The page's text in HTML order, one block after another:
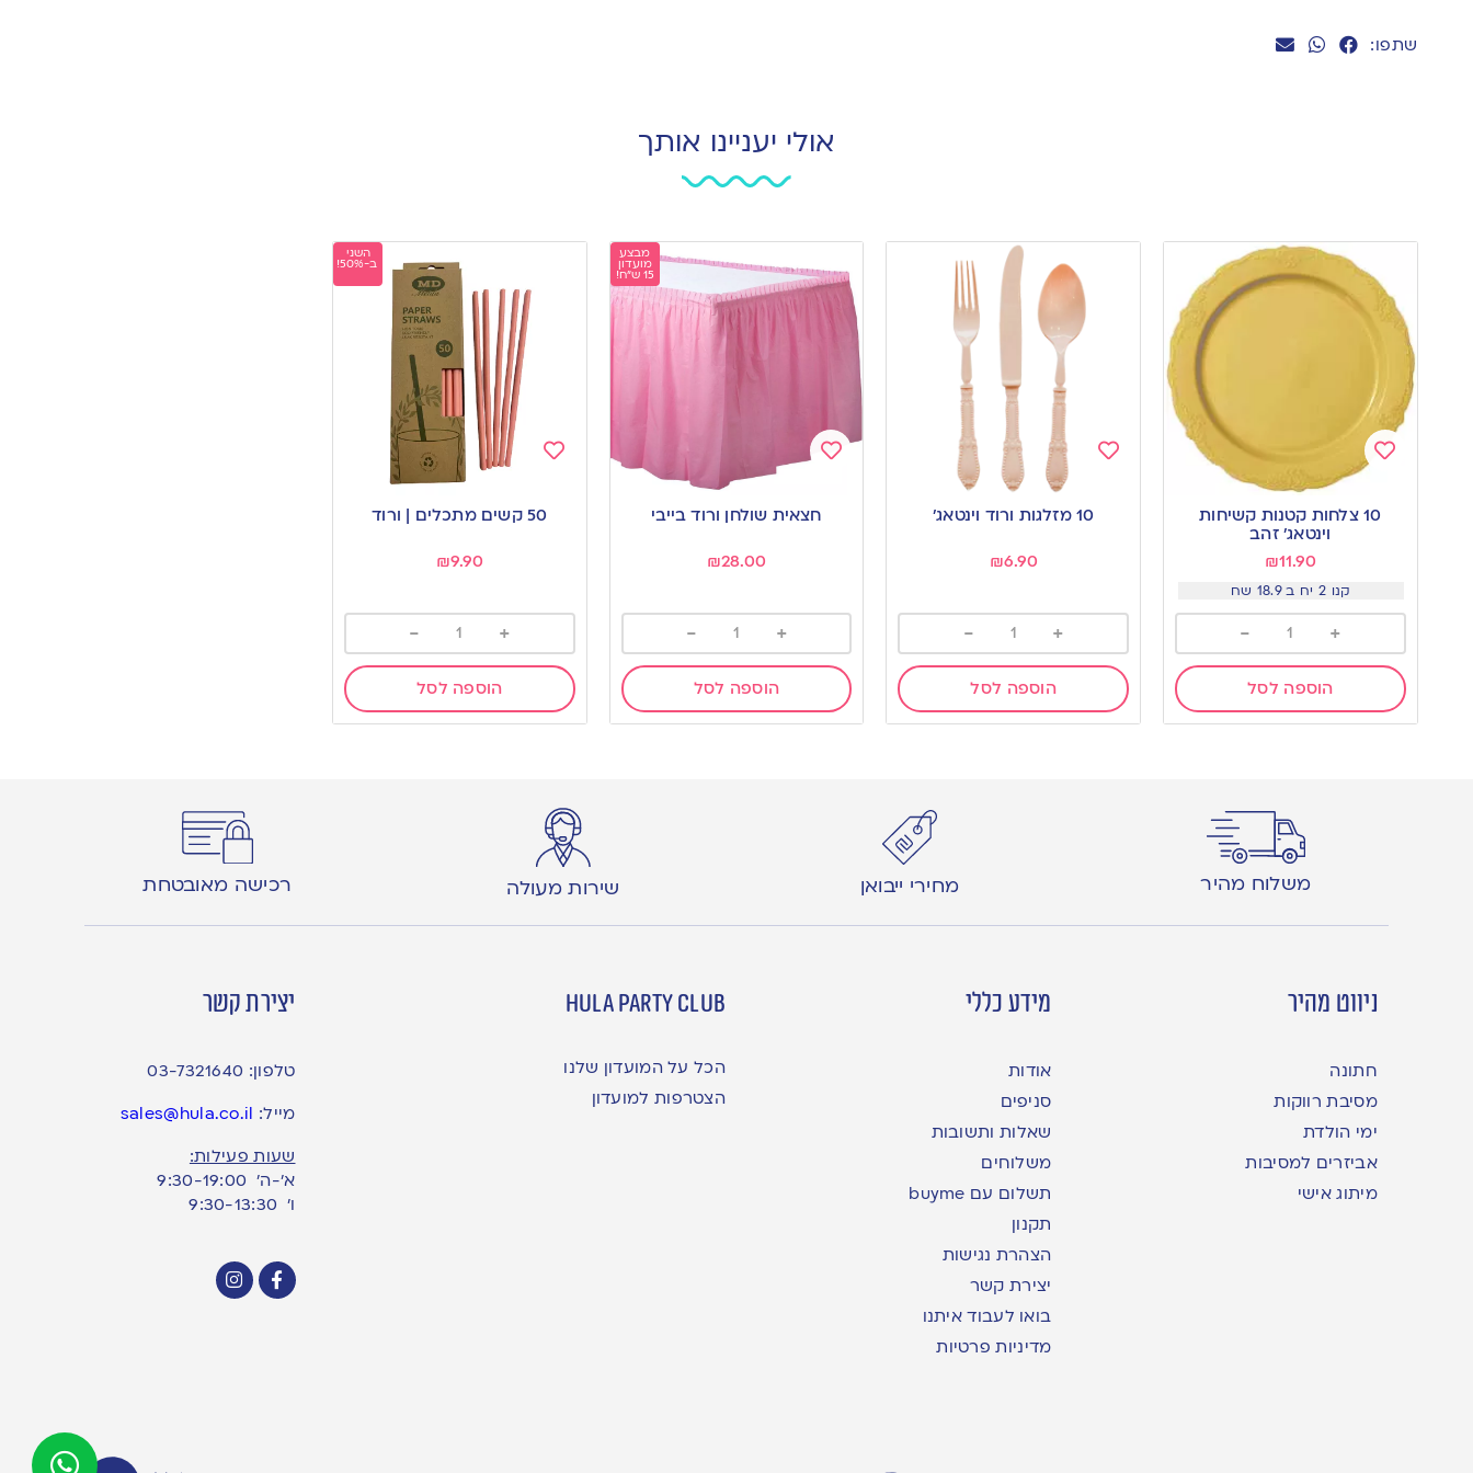
שתפו:
אולי יעניינו אותך
to
10 צלחות קטנות קשיחות
וינטאג׳ זהב
₪11.90
קנו 2 יח ב 18.9 שח
+
-
הוספה לסל
10 מזלגות ורוד וינטאג’
₪6.90
+
-
הוספה לסל
מבצע
מועדון
15 ש"ח!
חצאית שולחן ורוד בייבי
₪28.00
+
-
הוספה לסל
השני
ב-50%!
wishlist
50 קשים מתכלים | ורוד
₪9.90
+
-
הוספה לסל
משלוח מהיר מחירי ייבואן שירות מעולה רכישה מאובטחת
ניווט מהיר
חתונה
מסיבת רווקות
ימי הולדת
אביזרים למסיבות
מיתוג אישי
מידע כללי
אודות
סניפים
שאלות ותשובות
משלוחים
תשלום עם buyme
תקנון
הצהרת נגישות
יצירת קשר
בואו לעבוד איתנו
מדיניות פרטיות
hula party club
הכל על המועדון שלנו
הצטרפות למועדון
יצירת קשר
טלפון: 03-7321640
מייל: sales@hula.co.il
שעות פעילות:
א’-ה’ 9:30-19:00
ו׳ 9:30-13:30